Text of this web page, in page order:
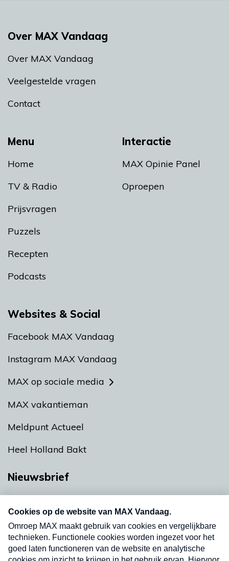
Menu
Home
TV & Radio
Prijsvragen
Puzzels
Recepten
Podcasts
Interactie
MAX Opinie Panel
Oproepen
Over MAX Vandaag
Over MAX Vandaag
Veelgestelde vragen
Contact
Websites & Social
Facebook MAX Vandaag
Instagram MAX Vandaag
MAX op sociale media
MAX vakantieman
Meldpunt Actueel
Heel Holland Bakt
Nieuwsbrief
nieuwsbrief. Elke vrijdag- en dinsdagochtend in
uw mailbox.
Verzend